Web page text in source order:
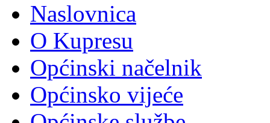
Naslovnica
O Kupresu
Općinski načelnik
Općinsko vijeće